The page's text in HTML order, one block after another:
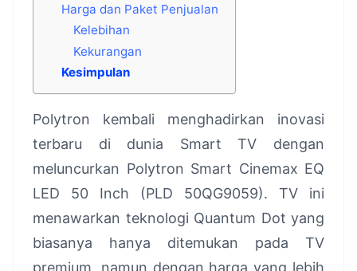
Harga dan Paket Penjualan
Kelebihan
Kekurangan
Kesimpulan
Polytron kembali menghadirkan inovasi
terbaru di dunia Smart TV dengan
meluncurkan Polytron Smart Cinemax EQ
LED 50 Inch (PLD 50QG9059). TV ini
menawarkan teknologi Quantum Dot yang
biasanya hanya ditemukan pada TV
premium, namun dengan harga yang lebih